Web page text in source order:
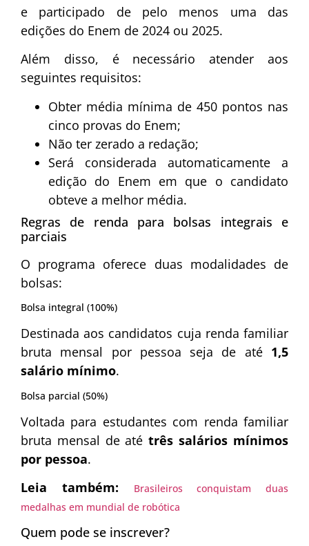
e participado de pelo menos uma das
edições do Enem de 2024 ou 2025.
Além disso, é necessário atender aos
seguintes requisitos:
Obter média mínima de 450 pontos nas
cinco provas do Enem;
Não ter zerado a redação;
Será considerada automaticamente a
edição do Enem em que o candidato
obteve a melhor média.
Regras de renda para bolsas integrais e
parciais
O programa oferece duas modalidades de
bolsas:
Bolsa integral (100%)
Destinada aos candidatos cuja renda familiar
bruta mensal por pessoa seja de até 1,5
salário mínimo.
Bolsa parcial (50%)
Voltada para estudantes com renda familiar
bruta mensal de atétrês salários mínimos
por pessoa.
Leia também:
Brasileiros conquistam duas
medalhas em mundial de robótica
Quem pode se inscrever?